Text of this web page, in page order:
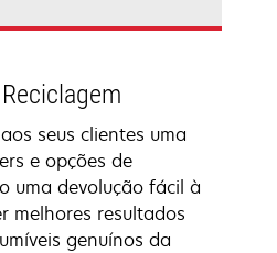
seus clientes uma
e opções de
uma devolução fácil à
melhores resultados
genuínos da